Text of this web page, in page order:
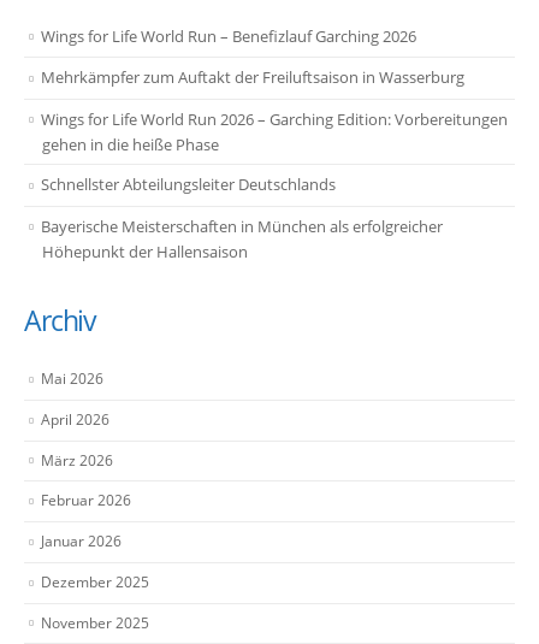
Wings for Life World Run – Benefizlauf Garching 2026
Mehrkämpfer zum Auftakt der Freiluftsaison in Wasserburg
Wings for Life World Run 2026 – Garching Edition: Vorbereitungen
gehen in die heiße Phase
Schnellster Abteilungsleiter Deutschlands
Bayerische Meisterschaften in München als erfolgreicher
Höhepunkt der Hallensaison
Archiv
Mai 2026
April 2026
März 2026
Februar 2026
Januar 2026
Dezember 2025
November 2025